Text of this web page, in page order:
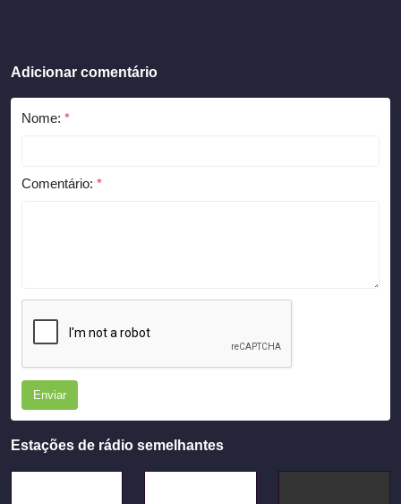
Adicionar comentário
Nome: *
Comentário: *
Enviar
Estações de rádio semelhantes